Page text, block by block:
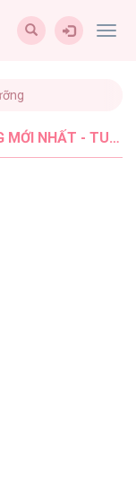
(1)